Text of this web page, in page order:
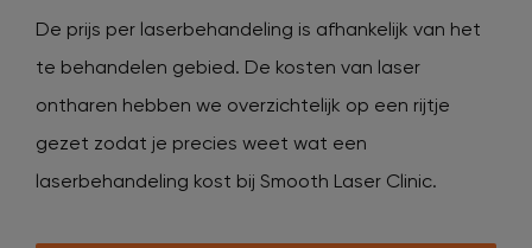
De prijs per laserbehandeling is afhankelijk van het
te behandelen gebied. De kosten van laser
ontharen hebben we overzichtelijk op een rijtje
gezet zodat je precies weet wat een
laserbehandeling kost bij Smooth Laser Clinic.